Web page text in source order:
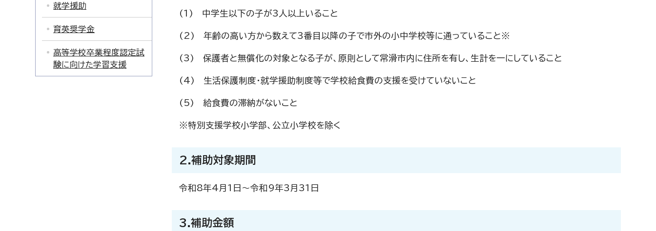
(1) 中学生以下の子が3人以上いること
(2) 年齢の高い方から数えて3番目以降の子で市外の小中学校等に通っていること※
(3) 保護者と無償化の対象となる子が、原則として常滑市内に住所を有し、生計を一にしていること
(4) 生活保護制度・就学援助制度等で学校給食費の支援を受けていないこと
(5) 給食費の滞納がないこと
※特別支援学校小学部、公立小学校を除く
2.補助対象期間
令和8年4月1日～令和9年3月31日
3.補助金額
就学援助
育英奨学金
高等学校卒業程度認定試
験に向けた学習支援